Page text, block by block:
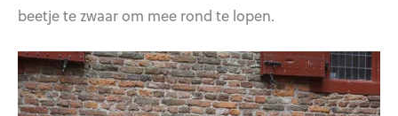
beetje te zwaar om mee rond te lopen.